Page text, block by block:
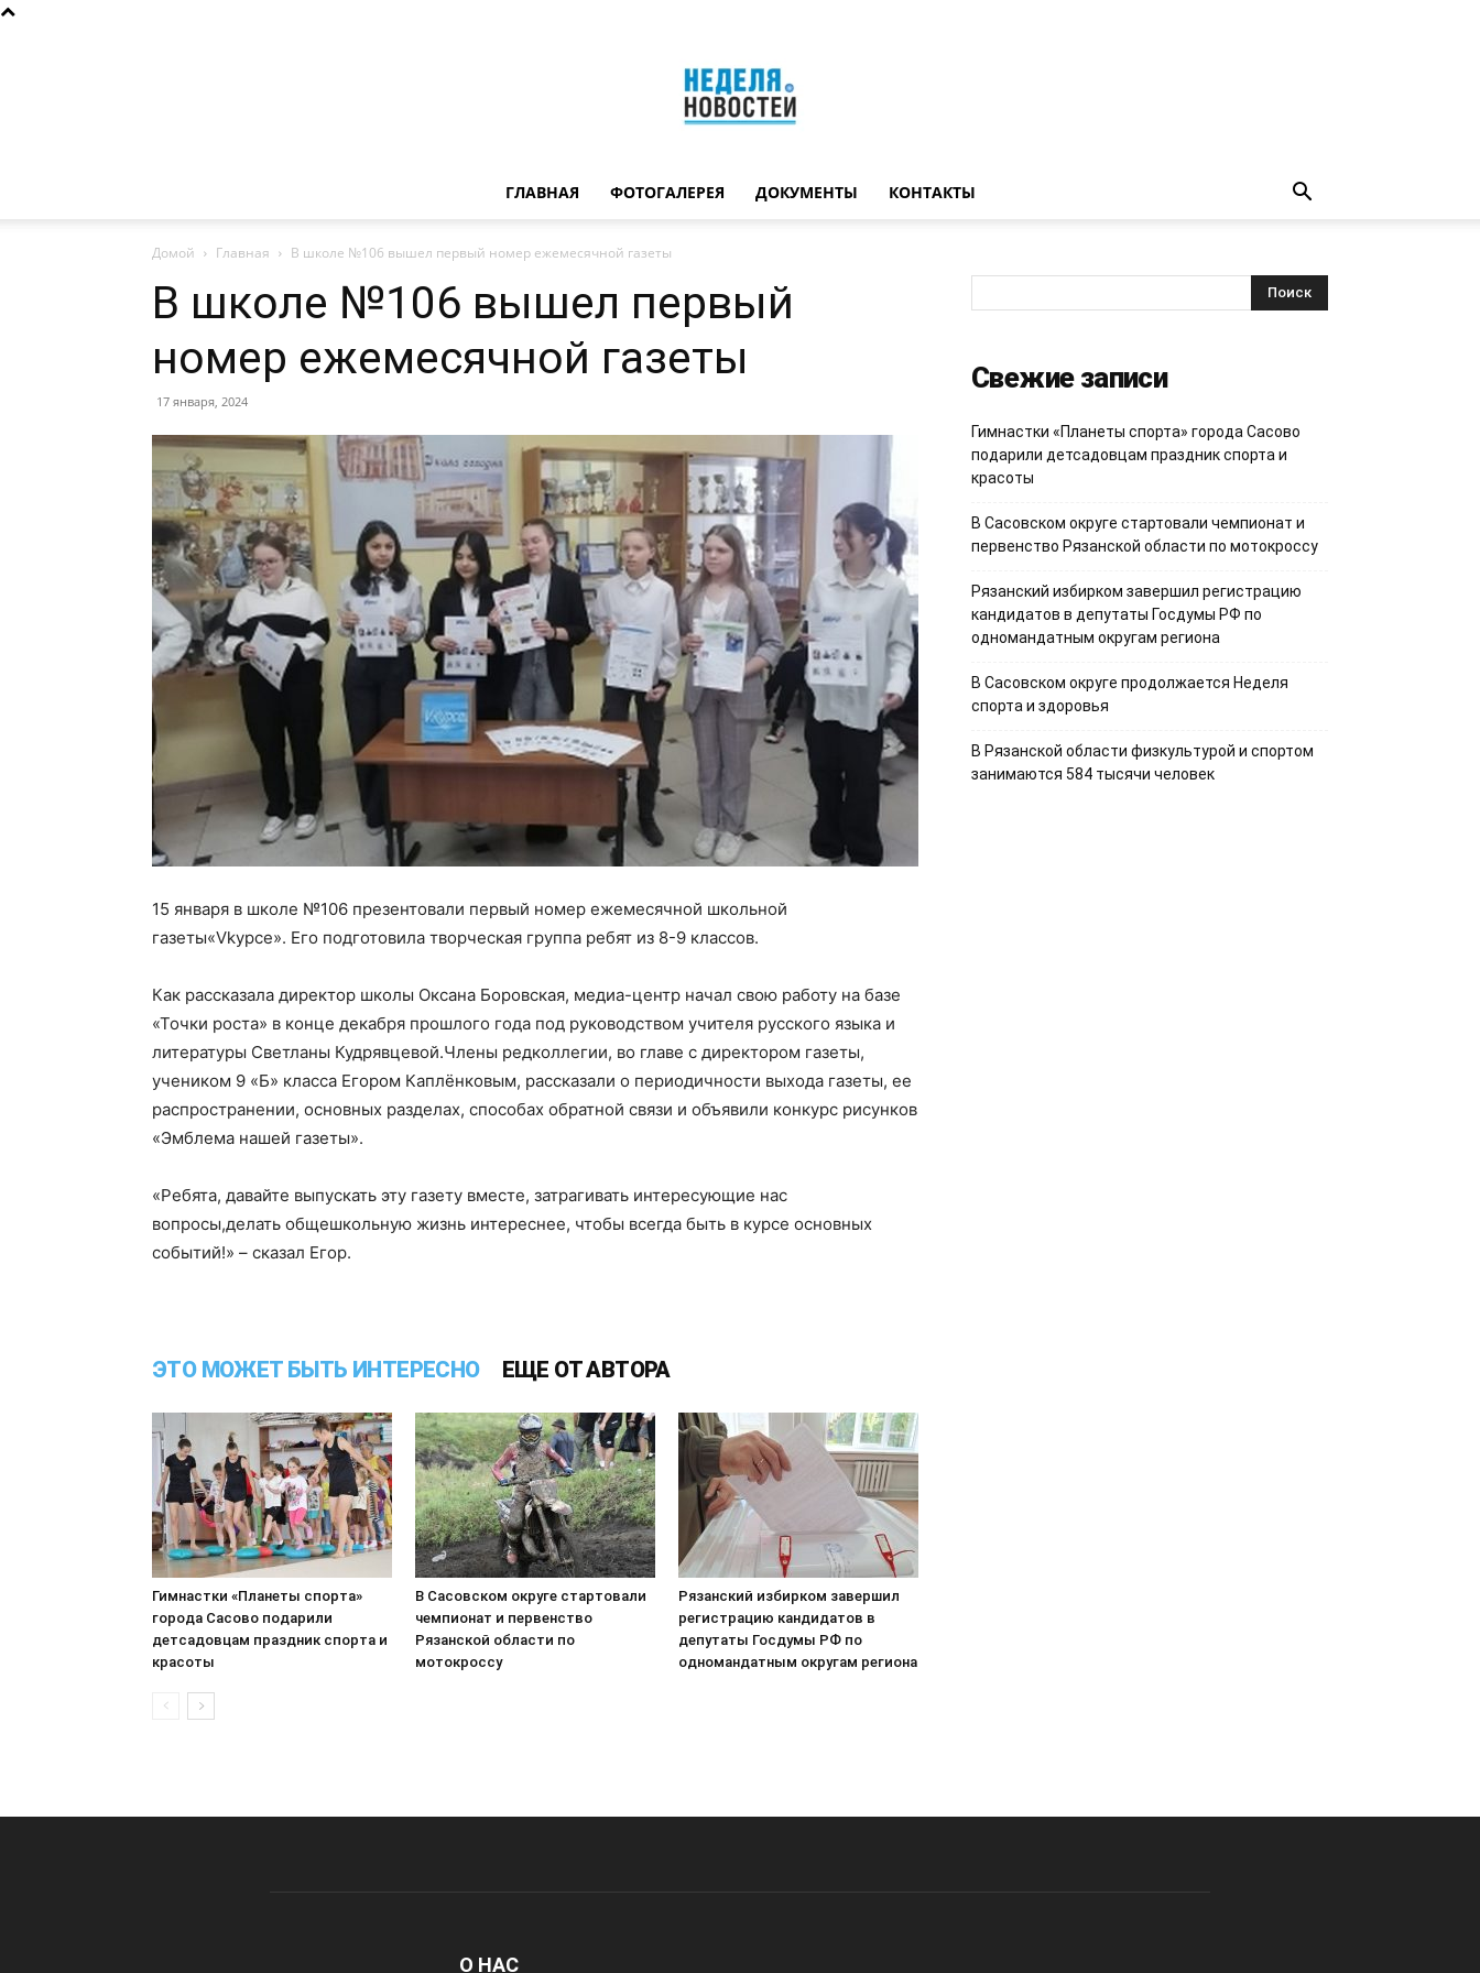
новостей
ГЛАВНАЯ ФОТОГАЛЕРЕЯ ДОКУМЕНТЫ КОНТАКТЫ
Домой Главная В школе №106 вышел первый номер ежемесячной газеты
В школе №106 вышел первый
номер ежемесячной газеты
17 января, 2024
15 января в школе №106 презентовали первый номер ежемесячной школьной
газеты«Vkypce». Его подготовила творческая группа ребят из 8-9 классов.
Как рассказала директор школы Оксана Боровская, медиа-центр начал свою работу на базе
«Точки роста» в конце декабря прошлого года под руководством учителя русского языка и
литературы Светланы Кудрявцевой.Члены редколлегии, во главе с директором газеты,
учеником 9 «Б» класса Егором Каплёнковым, рассказали о периодичности выхода газеты, ее
распространении, основных разделах, способах обратной связи и объявили конкурс рисунков
«Эмблема нашей газеты».
«Ребята, давайте выпускать эту газету вместе, затрагивать интересующие нас
вопросы,делать общешкольную жизнь интереснее, чтобы всегда быть в курсе основных
событий!» – сказал Егор.
ЭТО МОЖЕТ БЫТЬ ИНТЕРЕСНО ЕЩЕ ОТ АВТОРА
Гимнастки «Планеты спорта»
города Сасово подарили
детсадовцам праздник спорта и
красоты
В Сасовском округе стартовали
чемпионат и первенство
Рязанской области по
мотокроссу
Рязанский избирком завершил
регистрацию кандидатов в
депутаты Госдумы РФ по
одномандатным округам региона
Свежие записи
Гимнастки «Планеты спорта» города Сасово
подарили детсадовцам праздник спорта и
красоты
В Сасовском округе стартовали чемпионат и
первенство Рязанской области по мотокроссу
Рязанский избирком завершил регистрацию
кандидатов в депутаты Госдумы РФ по
одномандатным округам региона
В Сасовском округе продолжается Неделя
спорта и здоровья
В Рязанской области физкультурой и спортом
занимаются 584 тысячи человек
О НАС